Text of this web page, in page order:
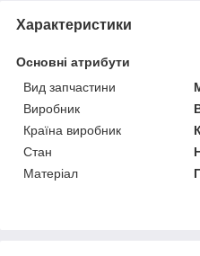
Характеристики
Основні атрибути
Вид запчастини
Виробник
Країна виробник
Стан
Матеріал